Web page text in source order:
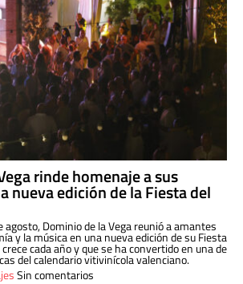
rinde homenaje a sus
nueva edición de la Fiesta del
agosto, Dominio de la Vega reunió a amantes
y la música en una nueva edición de su Fiesta
cada año y que se ha convertido en una de
del calendario vitivinícola valenciano.
Sin comentarios